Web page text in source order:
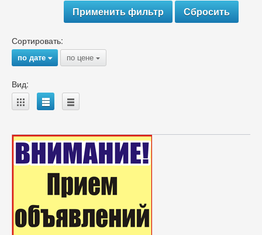
Сортировать:
по дате{ по цене {
Вид:
A B C